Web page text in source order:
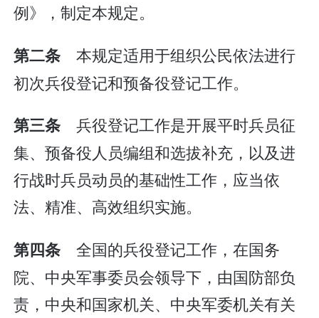
例》，制定本规定。
第二条本规定适用于组织公民依法进行
初次兵役登记和预备役登记工作。
第三条兵役登记工作是开展平时兵员征
集、预备役人员编组和选拔补充，以及进
行战时兵员动员的基础性工作，应当依
法、精准、高效组织实施。
第四条全国的兵役登记工作，在国务
院、中央军事委员会领导下，由国防部负
责，中央和国家机关、中央军委机关有关